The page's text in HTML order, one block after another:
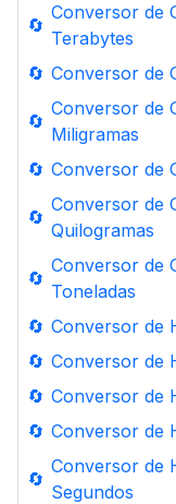
🔄
Conversor de
Terabytes
🔄 Conversor de
🔄
Conversor de
Miligramas
🔄 Conversor de
🔄
Conversor de
Quilogramas
🔄
Conversor de
Toneladas
🔄 Conversor de
🔄 Conversor de
🔄 Conversor de
🔄 Conversor de
🔄
Conversor de
Segundos